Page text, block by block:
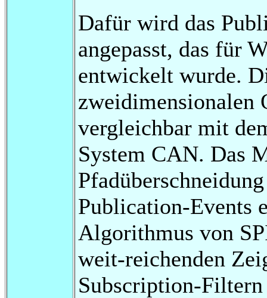
Dafür wird das
angepasst, das für
entwickelt wurde.
zweidimensionalen
vergleichbar mit
System CAN. Das
Publication-Events
Algorithmus von
weit-reichenden
Subscription-